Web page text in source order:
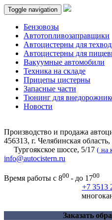
Toggle navigation
Бензовозы
Автотопливозаправщики
Автоцистерны для
Автоцистерны для
Вакуумные автомобили
Техника на складе
Прицепы цистерны
Запасные части
Тюнинг для
Новости
Производство и продажа
456313, г. Челябинская
Тургоякское шоссе, 5/17 ( на
info@autocistern.ru
Время работы с 800 - до 1700
+7 3513
Заказать